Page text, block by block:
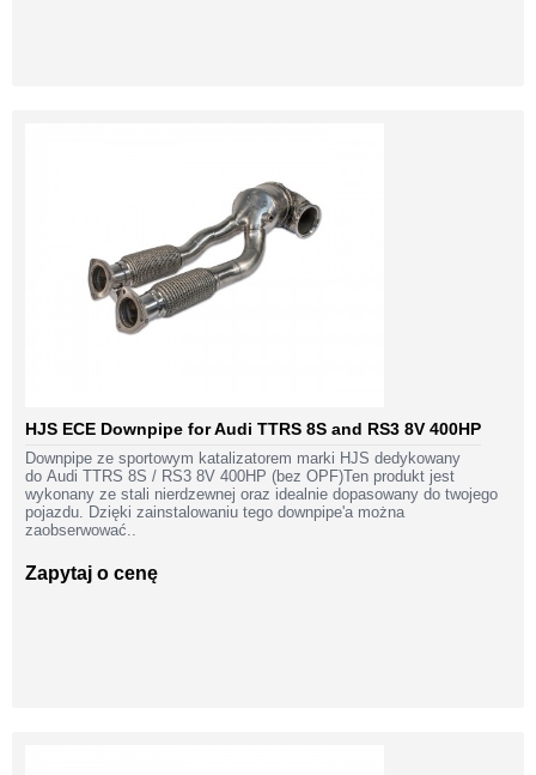
HJS ECE Downpipe for Audi TTRS 8S and RS3 8V 400HP
Downpipe ze sportowym katalizatorem marki HJS dedykowany
do Audi TTRS 8S / RS3 8V 400HP (bez OPF)Ten produkt jest
wykonany ze stali nierdzewnej oraz idealnie dopasowany do twojego
pojazdu. Dzięki zainstalowaniu tego downpipe'a można
zaobserwować..
Zapytaj o cenę